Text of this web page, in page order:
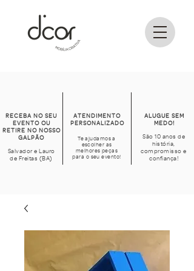
RECEBA NO SEU
EVENTO OU
RETIRE NO NOSSO
GALPÃO
Salvador e Lauro
de Freitas (BA)
ATENDIMENTO
PERSONALIZADO
Te ajudamos a
escolher as
melhores peças
para o seu evento!
ALUGUE SEM
MEDO!
São 10 anos de
história,
compromisso e
confiança!